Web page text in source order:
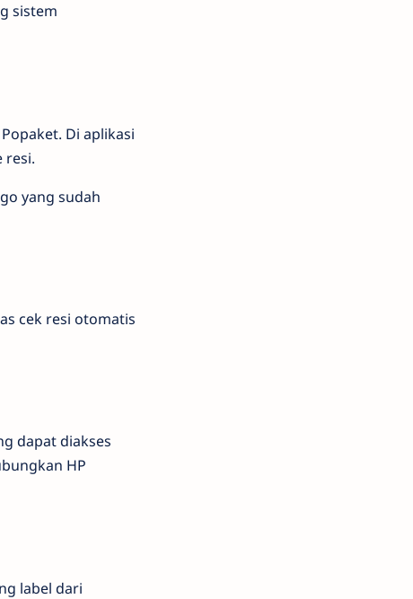
sistem
Di aplikasi
resi.
yang sudah
cek resi otomatis
dapat diakses
HP
label dari